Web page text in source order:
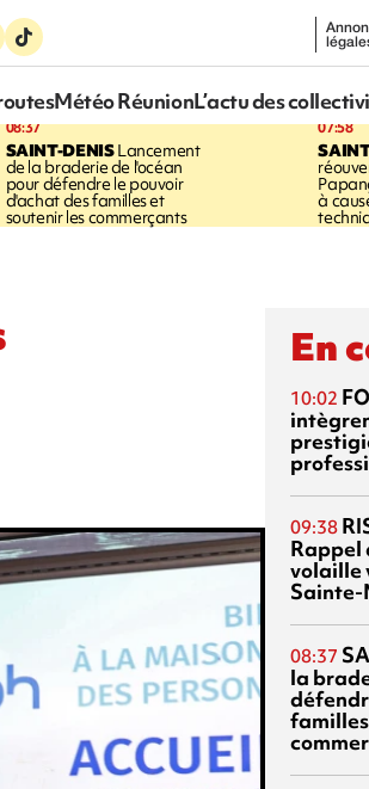
Météo RéunionL’actu des
08:37
SAINT-DENISLancement
de la braderie de l'océan
pour défendre le pouvoir
d'achat des familles et
soutenir les commerçants
07:58
à
En
10:02
09:38
Rappel
volaille
08:37
la